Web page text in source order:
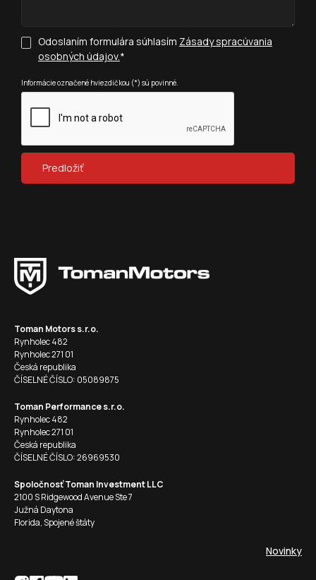
Odoslaním formulára súhlasím Zásady spracúvania
osobných údajov.*
Informácie označené hviezdičkou (*) sú povinné.
Toman Motors s.r.o.
Rynholec 482
Rynholec 271 01
Česká republika
ČÍSELNÉ ČÍSLO: 05089875
Toman Performance s.r.o.
Rynholec 482
Rynholec 271 01
Česká republika
ČÍSELNÉ ČÍSLO: 26969530
Spoločnosť Toman Investment LLC
2100 S Ridgewood Avenue Ste 7
Južná Daytona
Florida, Spojené štáty
Novinky